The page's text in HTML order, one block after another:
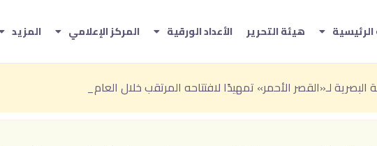
الرئيسية هيئة التحرير الأعداد الورقية المركز الإعلامي المزيد
لـ«القصر الأحمر» تمهيدًا لافتتاحه المرتقب خلال العام الجاري
بباقة من التجارب الصيفية بين المغامرة والترفيه والفن
من «سوق رغدان التاريخي» ضمن فعاليات صيف الباحة 2026